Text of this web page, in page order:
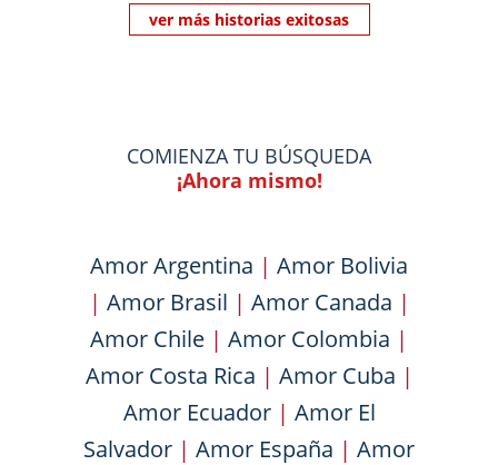
ver más historias exitosas
COMIENZA TU BÚSQUEDA
¡Ahora mismo!
Amor Argentina | Amor Bolivia
| Amor Brasil | Amor Canada |
Amor Chile | Amor Colombia |
Amor Costa Rica | Amor Cuba |
Amor Ecuador| Amor El
Salvador | Amor España | Amor